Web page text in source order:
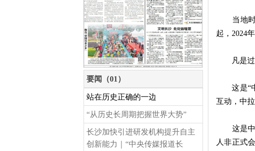
要闻（01）
站在历史正确的一边
“从历史长周期把握世界大势”
长沙加快引进研发机构提升自主
创新能力｜“中央传媒报道长
当地时
起，2024
凡是过
这是“中
互动，中
这是中国
人非正式